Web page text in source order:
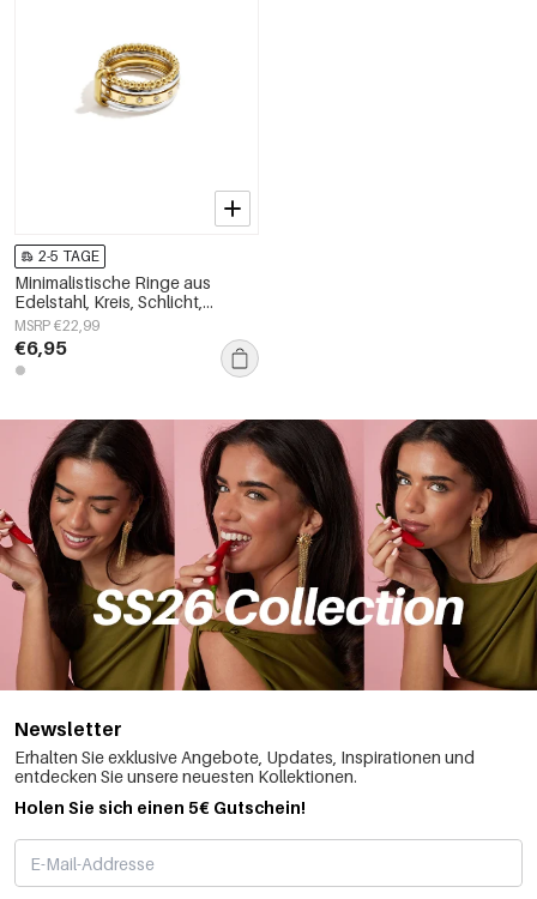
2-5 TAGE
Minimalistische Ringe aus
Edelstahl, Kreis, Schlicht,
Alltagsschmuck,
Damenschmuck
MSRP €22,99
€6,95
Newsletter
Erhalten Sie exklusive Angebote, Updates, Inspirationen und
entdecken Sie unsere neuesten Kollektionen.
Holen Sie sich einen 5€ Gutschein!